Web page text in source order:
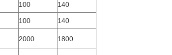
100 140
100
140
2000 1800